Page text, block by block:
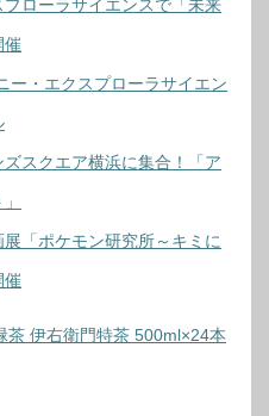
ローラサイエンスで「未来
催
ー・エクスプローラサイエン
スクエア横浜に集合！「ア
「ポケモン研究所～キミに
催
茶 伊右衛門特茶 500ml×24本